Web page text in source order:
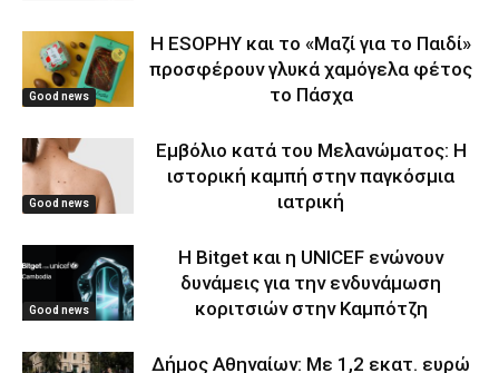
Good news
Η ESOPHY και το «Μαζί για το Παιδί»
προσφέρουν γλυκά χαμόγελα φέτος
το Πάσχα
Good news
Εμβόλιο κατά του Μελανώματος: Η
ιστορική καμπή στην παγκόσμια
ιατρική
Good news
Η Bitget και η UNICEF ενώνουν
δυνάμεις για την ενδυνάμωση
κοριτσιών στην Καμπότζη
Δήμος Αθηναίων: Με 1,2 εκατ. ευρώ